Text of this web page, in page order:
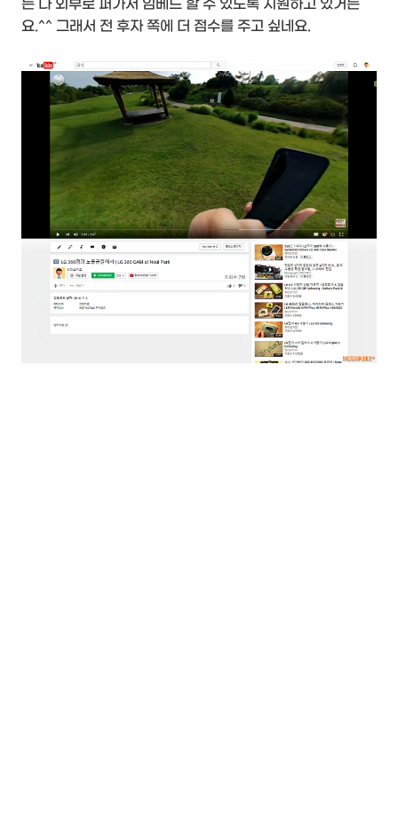
든 다 외부로 퍼가서 임베드 할 수 있도록 지원하고 있거든
요.^^ 그래서 전 후자 쪽에 더 점수를 주고 싶네요.